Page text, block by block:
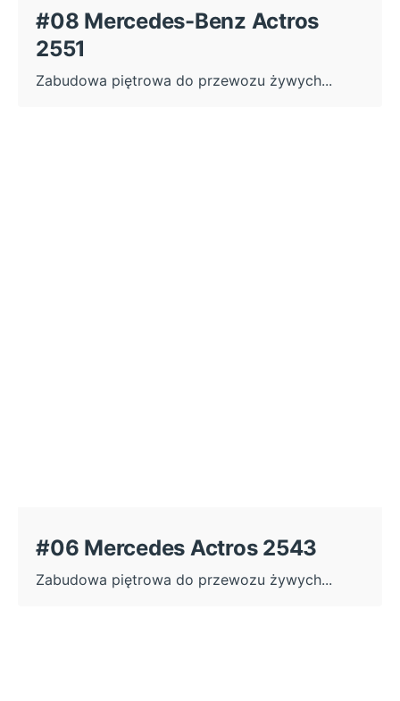
#08 Mercedes-Benz Actros
2551
Zabudowa piętrowa do przewozu żywych...
#06 Mercedes Actros 2543
Zabudowa piętrowa do przewozu żywych...